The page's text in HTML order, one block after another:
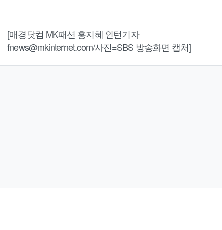
[매경닷컴 MK패션 홍지혜 인턴기자
fnews@mkinternet.com/사진=SBS 방송화면 캡처]